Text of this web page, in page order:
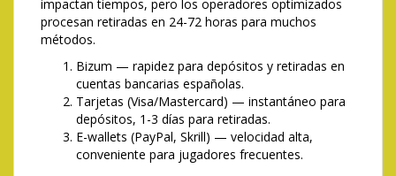
impactan tiempos, pero los operadores optimizados
procesan retiradas en 24-72 horas para muchos
métodos.
Bizum — rapidez para depósitos y retiradas en
cuentas bancarias españolas.
Tarjetas (Visa/Mastercard) — instantáneo para
depósitos, 1-3 días para retiradas.
E-wallets (PayPal, Skrill) — velocidad alta,
conveniente para jugadores frecuentes.